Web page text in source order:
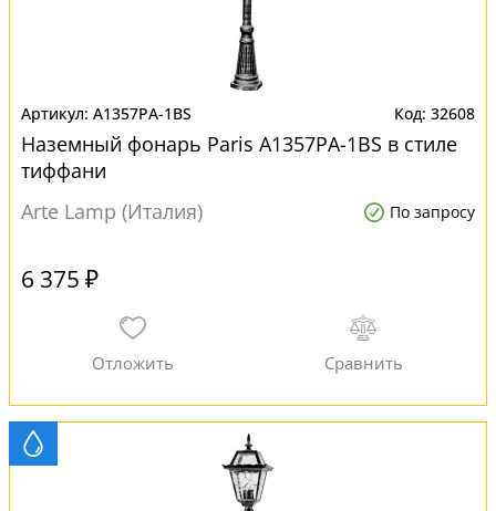
A1357PA-1BS 32608
Наземный фонарь Paris A1357PA-1BS в стиле
тиффани
Arte Lamp (Италия)
По запросу
6 375 ₽